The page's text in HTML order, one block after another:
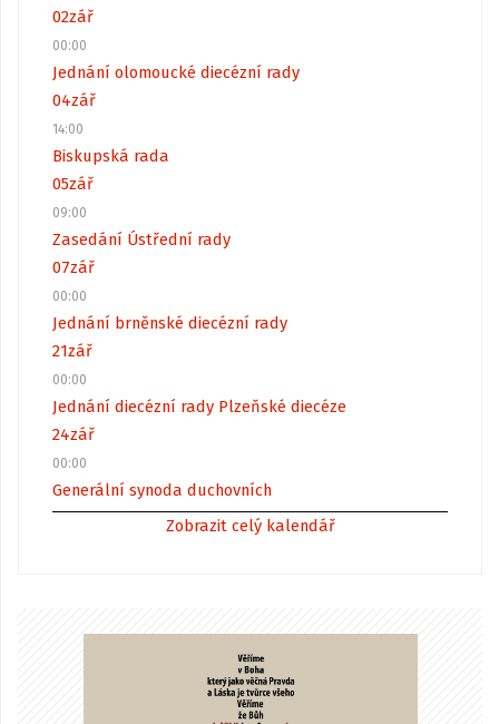
02zář
00:00
Jednání olomoucké diecézní rady
04zář
14:00
Biskupská rada
05zář
09:00
Zasedání Ústřední rady
07zář
00:00
Jednání brněnské diecézní rady
21zář
00:00
Jednání diecézní rady Plzeňské diecéze
24zář
00:00
Generální synoda duchovních
Zobrazit celý kalendář